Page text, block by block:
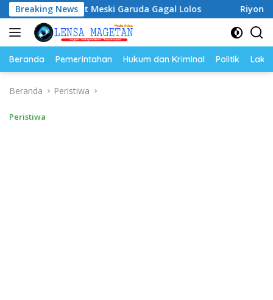
Langsung
ke
konten
Breaking News
Meski Garuda Gagal Lolos Riyono Caping
Beranda Pemerintahan Hukum dan Kriminal Politik
Beranda Peristiwa
Peristiwa